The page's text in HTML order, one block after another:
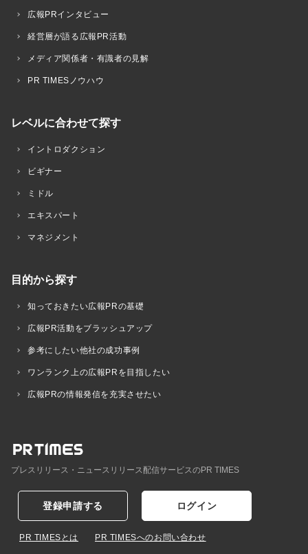
広報PRインタビュー
経営層が語る広報PR活動
メディア関係者・有識者の見解
PR TIMESノウハウ
レベルに合わせて探す
イントロダクション
ビギナー
ミドル
エキスパート
マネジメント
目的から探す
知っておきたい広報PRの基礎
広報PR活動をブラッシュアップ
参考にしたい他社の成功事例
ワンランク上の広報PRを目指したい
広報PRの情報発信を充実させたい
プレスリリース・ニュースリリース配信サービスのPR TIMES
登録申請する ログイン
PR TIMESとは PR TIMESへのお問い合わせ